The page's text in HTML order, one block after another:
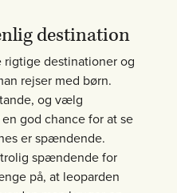
destination
destinationer og
rejser med børn.
og vælg
god chance for at se
er spændende.
spændende for
på, at leoparden